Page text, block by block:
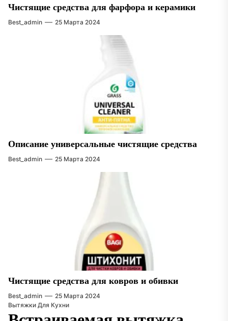
Чистящие средства для фарфора и керамики
Best_admin 25 Марта 2024
Описание универсальные чистящие средства
Best_admin 25 Марта 2024
Чистящие средства для ковров и обивки
Best_admin
25 Марта 2024
Вытяжки Для Кухни